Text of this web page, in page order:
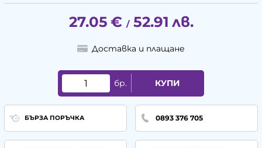
27.05 € / 52.91 лв.
Доставка и плащане
бр. КУПИ
БЪРЗА ПОРЪЧКА 0893 376 705